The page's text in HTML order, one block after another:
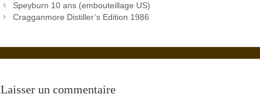
Speyburn 10 ans (embouteillage US)
Cragganmore Distiller’s Edition 1986
Laisser un commentaire